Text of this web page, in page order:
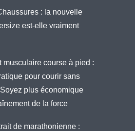
: la nouvelle
est-elle vraiment
musculaire course à pied :
pour courir sans
Soyez plus économique
de la force
de marathonienne :